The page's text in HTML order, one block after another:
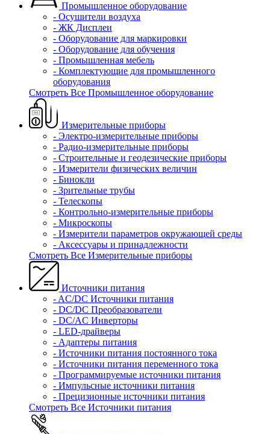
Промышленное оборудование
- Осушители воздуха
- ЖК Дисплеи
- Оборудование для маркировки
- Оборудование для обучения
- Промышленная мебель
- Комплектующие для промышленного
оборудования
Смотреть Все Промышленное оборудование
Измерительные приборы
- Электро-измерительные приборы
- Радио-измерительные приборы
- Строительные и геодезические приборы
- Измерители физических величин
- Бинокли
- Зрительные трубы
- Телескопы
- Контрольно-измерительные приборы
- Микроскопы
- Измерители параметров окружающей среды
- Аксессуары и принадлежности
Смотреть Все Измерительные приборы
Источники питания
- AC/DC Источники питания
- DC/DC Преобразователи
- DC/AC Инверторы
- LED-драйверы
- Адаптеры питания
- Источники питания постоянного тока
- Источники питания переменного тока
- Программируемые источники питания
- Импульсные источники питания
- Прецизионные источники питания
Смотреть Все Источники питания